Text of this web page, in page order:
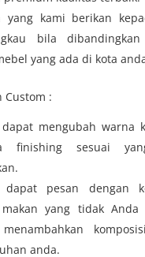
yang kami berikan
bila
yang ada di kota
Custom :
mengubah warna
finishing sesuai
dapat pesan dengan
yang tidak Anda
anda.